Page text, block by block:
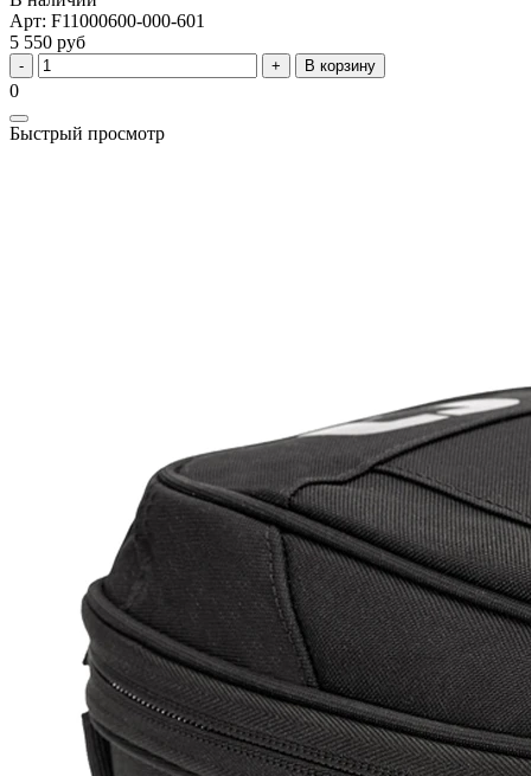
Арт: F11000600-000-601
5 550 руб
В корзину
0
Быстрый просмотр